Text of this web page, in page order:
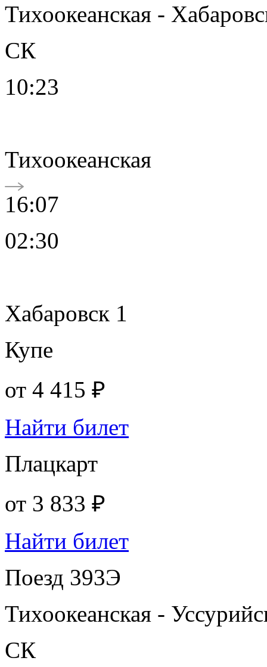
Тихоокеанская -
СК
10:23
Тихоокеанская
16:07
02:30
Хабаровск 1
Купе
от 4 415 ₽
Найти билет
Плацкарт
от 3 833 ₽
Найти билет
Поезд 393Э
Тихоокеанская -
СК